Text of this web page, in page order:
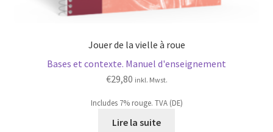
Jouer de la vielle à roue
Bases et contexte. Manuel d'enseignement
€29,80 inkl. Mwst.
Includes 7% rouge. TVA (DE)
Lire la suite